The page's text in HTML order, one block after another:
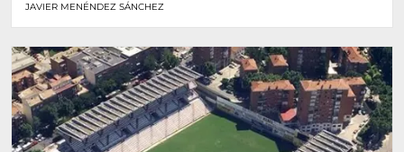
JAVIER MENÉNDEZ SÁNCHEZ